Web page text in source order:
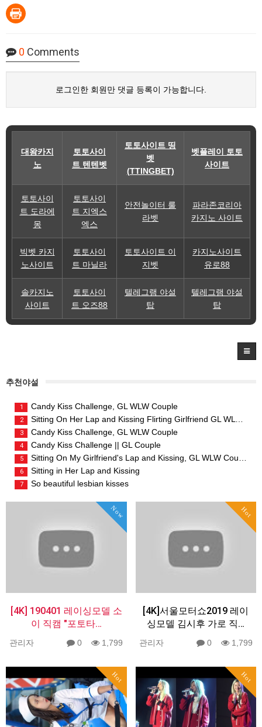
0 Comments
로그인한 회원만 댓글 등록이 가능합니다.
대왕카지
노
토토사이
트 텐텐벳
토토사이트 띵
벳
(TTINGBET)
벳플레이 토토
사이트
토토사이
트 도라에
몽
토토사이
트 지엑스
엑스
안전놀이터 룰
라벳
파라존코리아
카지노 사이트
빅벳 카지
노사이트
토토사이
트 마닐라
토토사이트 이
지벳
카지노사이트
유로88
솔카지노
사이트
토토사이
트 오즈88
텔레그램 야설
탑
텔레그램 야설
탑
추천야설
1 Candy Kiss Challenge, GL WLW Couple
2 Sitting On Her Lap and Kissing Flirting Girlfriend GL WLW Couple
3 Candy Kiss Challenge, GL WLW Couple
4 Candy Kiss Challenge || GL Couple
5 Sitting On My Girlfriend's Lap and Kissing, GL WLW Couple
6 Sitting in Her Lap and Kissing
7 So beautiful lesbian kisses
Now
[4K] 190401 레이싱모델 소
이 직캠 "포토타…
관리자 0 1,799
Hot
[4K]서울모터쇼2019 레이
싱모델 김시후 가로 직…
관리자 0 1,799
Hot Hot